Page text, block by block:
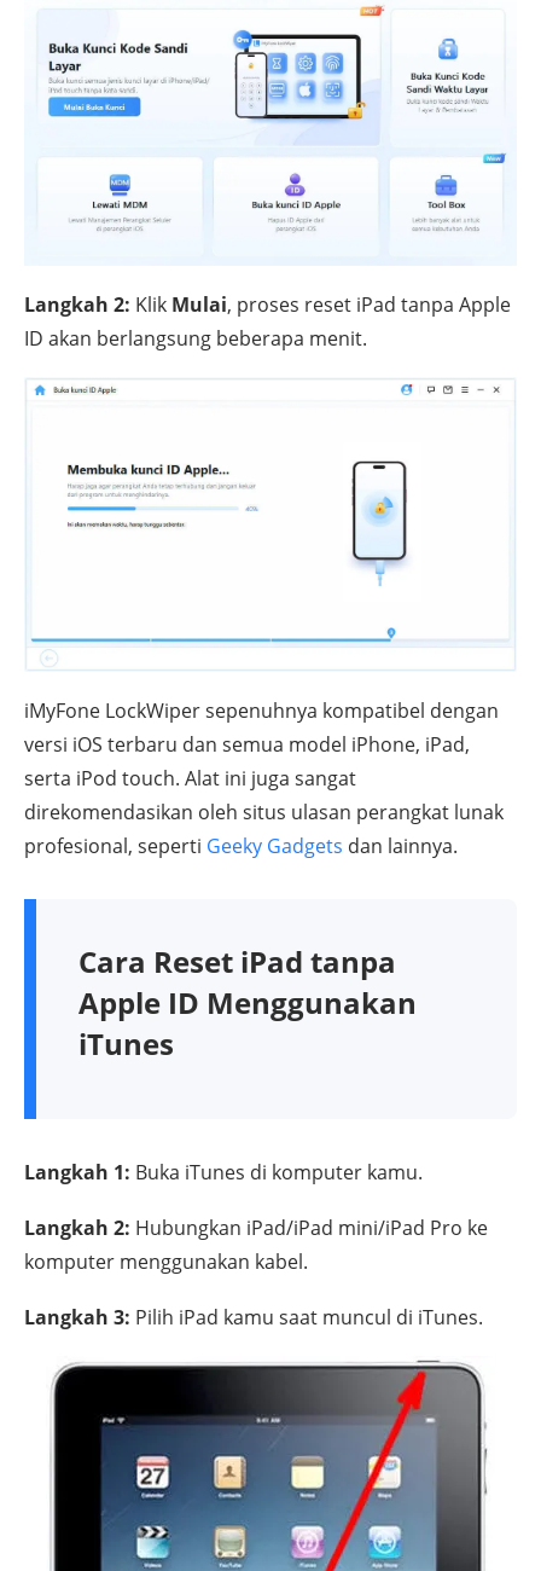
Langkah 2: Klik Mulai, proses reset iPad tanpa Apple
ID akan berlangsung beberapa menit.
iMyFone LockWiper sepenuhnya kompatibel dengan
versi iOS terbaru dan semua model iPhone, iPad,
serta iPod touch. Alat ini juga sangat
direkomendasikan oleh situs ulasan perangkat lunak
profesional, seperti Geeky Gadgets dan lainnya.
Cara Reset iPad tanpa
Apple ID Menggunakan
iTunes
Langkah 1: Buka iTunes di komputer kamu.
Langkah 2: Hubungkan iPad/iPad mini/iPad Pro ke
komputer menggunakan kabel.
Langkah 3: Pilih iPad kamu saat muncul di iTunes.